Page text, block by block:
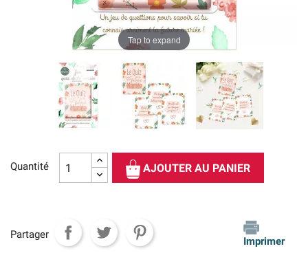
Tap to expand
Quantité AJOUTER AU PANIER
Partager
Imprimer